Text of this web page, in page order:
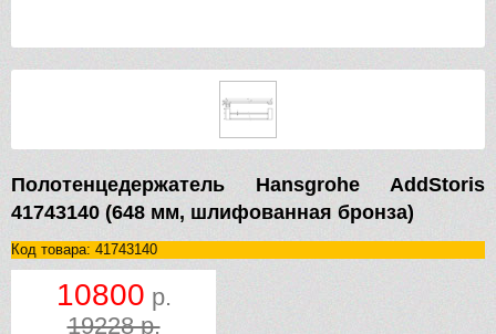
Полотенцедержатель Hansgrohe AddStoris
41743140 (648 мм, шлифованная бронза)
Код товара: 41743140
10800 р.
19228 р.